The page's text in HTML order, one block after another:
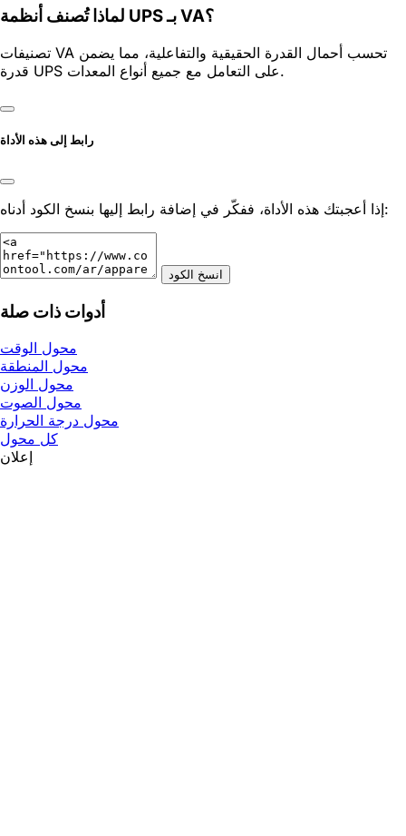
لماذا تُصنف أنظمة UPS بـ VA؟
تصنيفات VA تحسب أحمال القدرة الحقيقية والتفاعلية، مما يضمن
قدرة UPS على التعامل مع جميع أنواع المعدات.
رابط إلى هذه الأداة
إذا أعجبتك هذه الأداة، ففكّر في إضافة رابط إليها بنسخ الكود أدناه:
انسخ الكود
أدوات ذات صلة
محول الوقت
محول المنطقة
محول الوزن
محول الصوت
محول درجة الحرارة
كل محول
إعلان